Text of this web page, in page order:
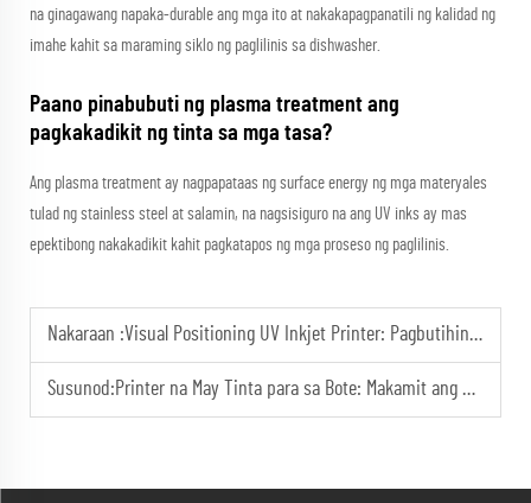
na ginagawang napaka-durable ang mga ito at nakakapagpanatili ng kalidad ng
imahe kahit sa maraming siklo ng paglilinis sa dishwasher.
Paano pinabubuti ng plasma treatment ang
pagkakadikit ng tinta sa mga tasa?
Ang plasma treatment ay nagpapataas ng surface energy ng mga materyales
tulad ng stainless steel at salamin, na nagsisiguro na ang UV inks ay mas
epektibong nakakadikit kahit pagkatapos ng mga proseso ng paglilinis.
Nakaraan :Visual Positioning UV Inkjet Printer: Pagbutihin ang Katiyakan ng Pagsasalin sa mga Komplikadong Hugis
Susunod:Printer na May Tinta para sa Bote: Makamit ang Mga Vibrant na Kulay sa mga Bote para sa Pagpapalaganap ng Brand